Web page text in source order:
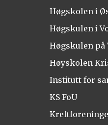
Høgskolen i
Høgskulen i
Høgskulen på
Høyskolen
Institutt for
KS FoU